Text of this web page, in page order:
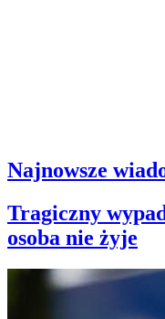
Najnowsze
Tragiczny
osoba nie żyje